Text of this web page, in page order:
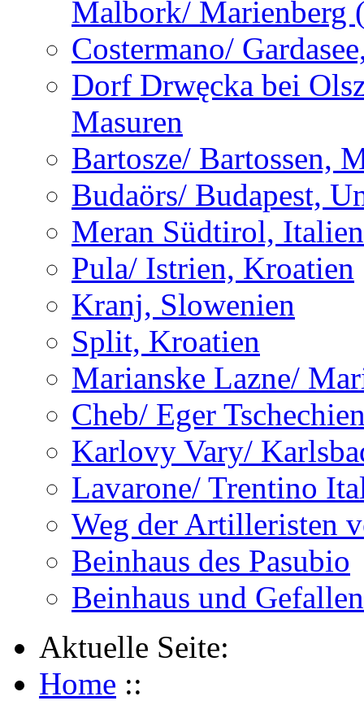
Malbork/ Marienberg
Costermano/
Dorf Drwęcka bei
Masuren
Bartosze/ Bartossen,
Budaörs/ Budapest,
Meran Südtirol, Italien
Pula/ Istrien, Kroatien
Kranj, Slowenien
Split, Kroatien
Marianske Lazne/
Cheb/ Eger
Karlovy Vary/
Lavarone/ Trentino
Weg der Artilleristen
Beinhaus des Pasubio
Beinhaus und
Aktuelle Seite:
Home ::